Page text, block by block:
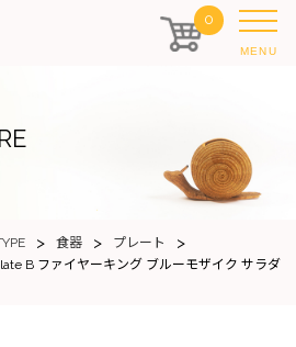
0
MENU
> 食器 > プレート >
B ファイヤーキング ブルーモザイク サラダ